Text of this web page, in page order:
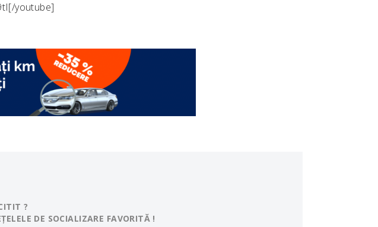
youtube]
?
DE SOCIALIZARE FAVORITĂ !